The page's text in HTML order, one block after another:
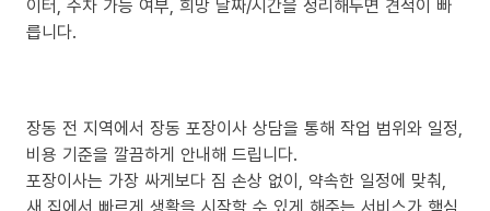
이터, 주차 가능 여부, 희망 날짜/시간을 정리해두면 견적이 빠
릅니다.
장동 전 지역에서 장동 포장이사 상담을 통해 작업 범위와 일정,
비용 기준을 깔끔하게 안내해 드립니다.
포장이사는 가장 싸게보다 짐 손상 없이, 약속한 일정에 맞춰,